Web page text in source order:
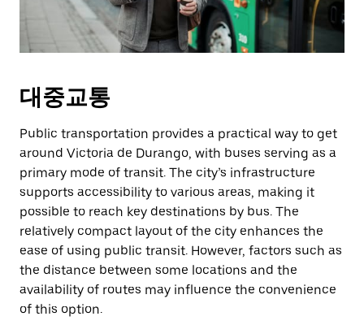
대중교통
Public transportation provides a practical way to get
around Victoria de Durango, with buses serving as a
primary mode of transit. The city’s infrastructure
supports accessibility to various areas, making it
possible to reach key destinations by bus. The
relatively compact layout of the city enhances the
ease of using public transit. However, factors such as
the distance between some locations and the
availability of routes may influence the convenience
of this option.